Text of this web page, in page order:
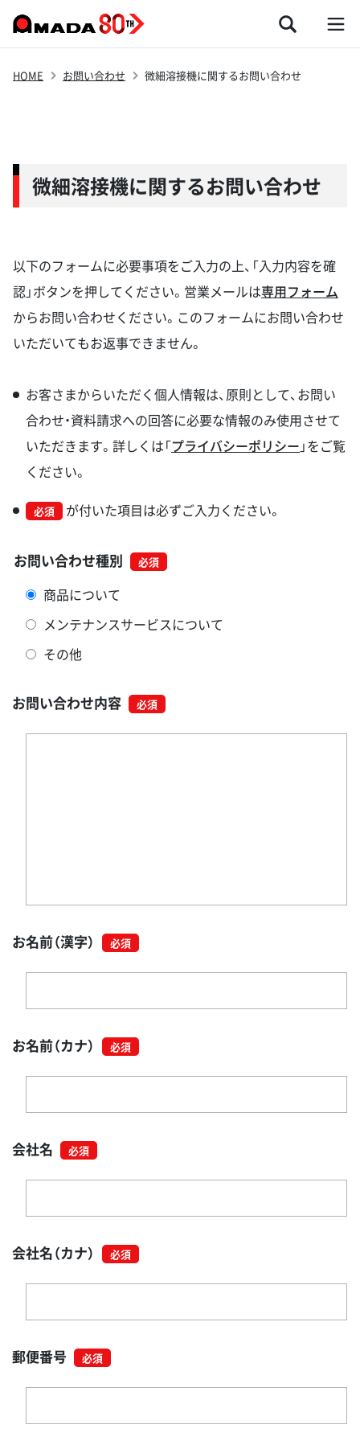
HOME お問い合わせ 微細溶接機に関するお問い合わせ
微細溶接機に関するお問い合わせ
以下のフォームに必要事項をご入力の上、「入力内容を確
認」ボタンを押してください。営業メールは専用フォーム
からお問い合わせください。このフォームにお問い合わせ
いただいてもお返事できません。
お客さまからいただく個人情報は、原則として、お問い
合わせ・資料請求への回答に必要な情報のみ使用させて
いただきます。詳しくは「プライバシーポリシー 」をご覧
ください。
必須 が付いた項目は必ずご入力ください。
お問い合わせ種別
商品について
メンテナンスサービスについて
その他
お問い合わせ内容
お名前（漢字）
お名前（カナ）
会社名
会社名（カナ）
郵便番号